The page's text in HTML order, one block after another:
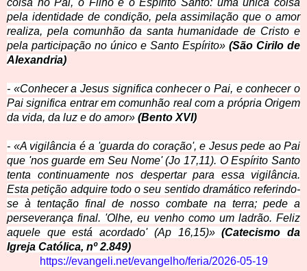
coisa no Pai, o Filho e o Espírito Santo: uma única coisa
pela identidade de condição, pela assimilação que o amor
realiza, pela comunhão da santa humanidade de Cristo e
pela participação no único e Santo Espírito» (São Cirilo de
Alexandria)
- «Conhecer a Jesus significa conhecer o Pai, e conhecer o
Pai significa entrar em comunhão real com a própria Origem
da vida, da luz e do amor» (Bento XVI)
- «A vigilância é a 'guarda do coração', e Jesus pede ao Pai
que 'nos guarde em Seu Nome' (Jo 17,11). O Espírito Santo
tenta continuamente nos despertar para essa vigilância.
Esta petição adquire todo o seu sentido dramático referindo-
se à tentação final de nosso combate na terra; pede a
perseverança final. 'Olhe, eu venho como um ladrão. Feliz
aquele que está acordado' (Ap 16,15)»(Catecismo da
Igreja Católica, nº 2.849)
https://evangeli.net/evangelho/feria/2026-05-19